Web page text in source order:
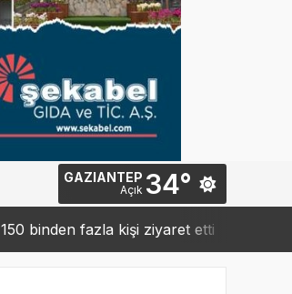
GAZIANTEP
Açık 34°
kişi ziyaret etti 19:42 Sanko’dan